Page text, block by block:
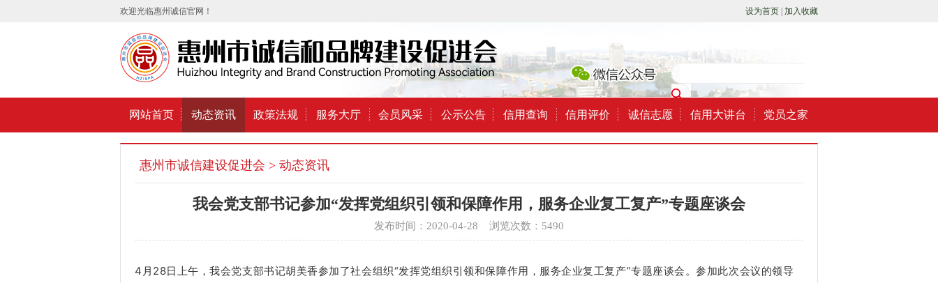
欢迎光临惠州诚信官网！ 设为首页 加入收藏
网站首页 动态资讯 政策法规 服务大厅 会员风采 公示公告 信用查询 信用评价 诚信志愿 信用大讲台 党员之家
惠州市诚信建设促进会 > 动态资讯
我会党支部书记参加“发挥党组织引领和保障作用，服务企业复工复产”专题座谈会
发布时间：2020-04-28 浏览次数：5490
4月28日上午，我会党支部书记胡美香参加了社会组织“发挥党组织引领和保障作用，服务企业复工复产”专题座谈会。参加此次会议的领导